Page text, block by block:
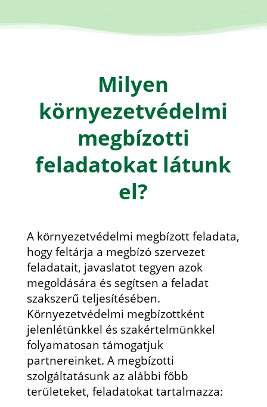
Milyen
környezetvédelmi
megbízotti
feladatokat látunk
el?
A környezetvédelmi megbízott feladata,
hogy feltárja a megbízó szervezet
feladatait, javaslatot tegyen azok
megoldására és segítsen a feladat
szakszerű teljesítésében.
Környezetvédelmi megbízottként
jelenlétünkkel és szakértelmünkkel
folyamatosan támogatjuk
partnereinket. A megbízotti
szolgáltatásunk az alábbi főbb
területeket, feladatokat tartalmazza: